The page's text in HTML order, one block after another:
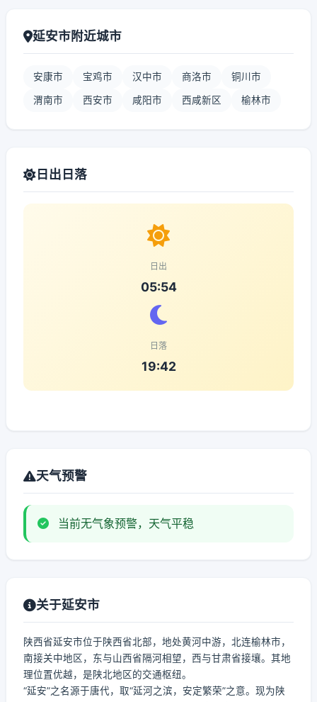
延安市附近城市
安康市 宝鸡市 汉中市 商洛市 铜川市
渭南市 西安市 咸阳市 西咸新区 榆林市
日出日落
日出
05:54
日落
19:42
天气预警
当前无气象预警，天气平稳
关于延安市
陕西省延安市位于陕西省北部，地处黄河中游，北连榆林市，
南接关中地区，东与山西省隔河相望，西与甘肃省接壤。其地
理位置优越，是陕北地区的交通枢纽。
“延安”之名源于唐代，取“延河之滨，安定繁荣”之意。现为陕